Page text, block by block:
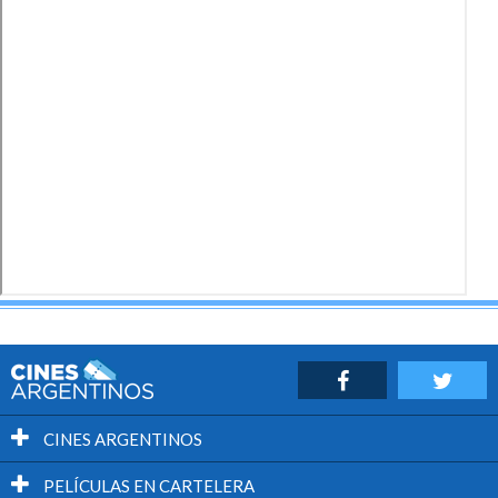
CINES ARGENTINOS
PELÍCULAS EN CARTELERA